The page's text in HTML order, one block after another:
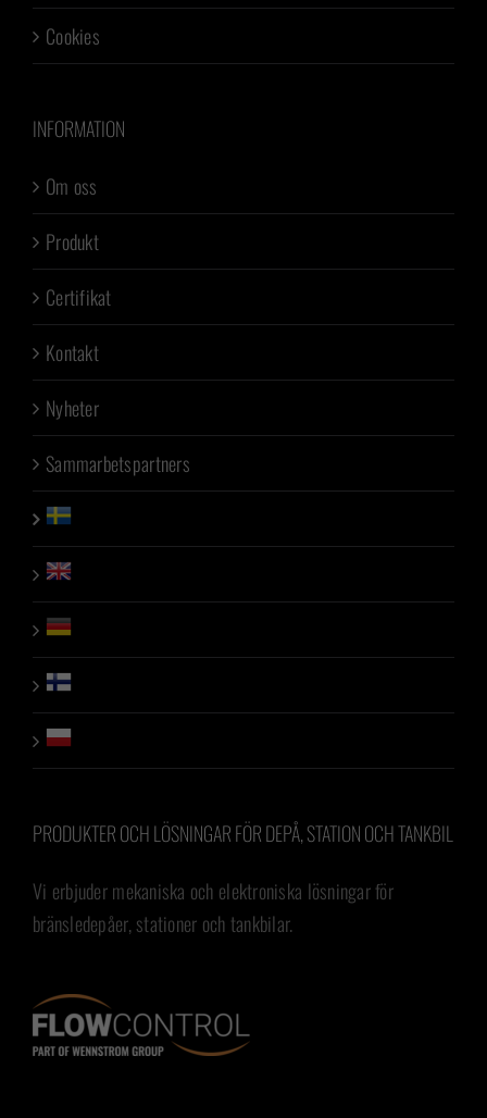
Cookies
INFORMATION
Om oss
Produkt
Certifikat
Kontakt
Nyheter
Sammarbetspartners
PRODUKTER OCH LÖSNINGAR FÖR DEPÅ, STATION OCH TANKBIL
Vi erbjuder mekaniska och elektroniska lösningar för
bränsledepåer, stationer och tankbilar.